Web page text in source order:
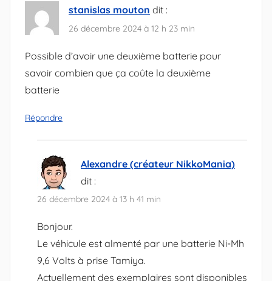
stanislas mouton dit :
26 décembre 2024 à 12 h 23 min
Possible d’avoir une deuxième batterie pour
savoir combien que ça coûte la deuxième
batterie
Répondre
Alexandre (créateur NikkoMania)
dit :
26 décembre 2024 à 13 h 41 min
Bonjour.
Le véhicule est almenté par une batterie Ni-Mh
9,6 Volts à prise Tamiya.
Actuellement des exemplaires sont disponibles